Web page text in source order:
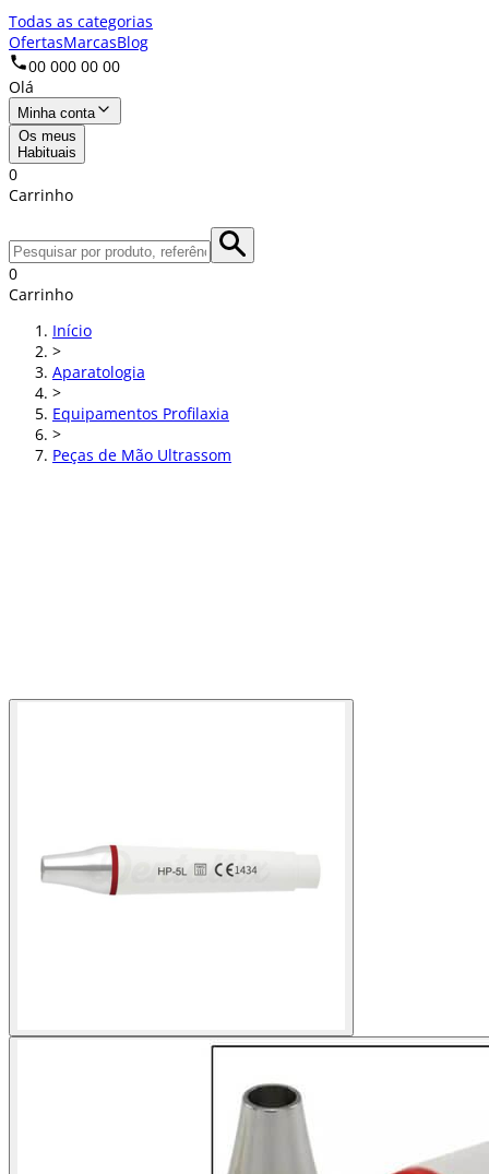
Todas as categorias
OfertasMarcasBlog
00 000 00 00
Olá
Minha conta
Os meus
Habituais
0
Carrinho
0
Carrinho
Início
>
Aparatologia
>
Equipamentos Profilaxia
>
Peças de Mão Ultrassom